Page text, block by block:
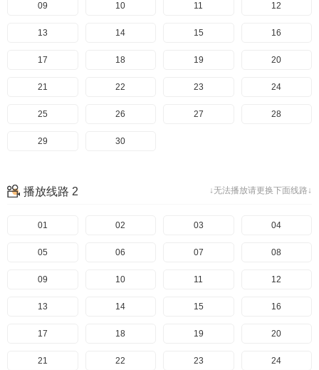
09 10 11 12
13 14 15 16
17 18 19 20
21 22 23 24
25 26 27 28
29 30
↓无法播放请更换下面线路↓
播放线路 2
01 02 03 04
05 06 07 08
09 10 11 12
13 14 15 16
17 18 19 20
21 22 23 24